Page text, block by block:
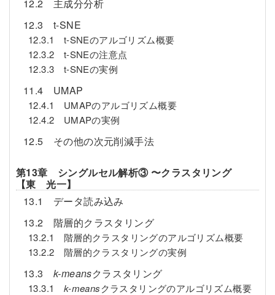
12.2 主成分分析
12.3 t-SNE
12.3.1 t-SNEのアルゴリズム概要
12.3.2 t-SNEの注意点
12.3.3 t-SNEの実例
11.4 UMAP
12.4.1 UMAPのアルゴリズム概要
12.4.2 UMAPの実例
12.5 その他の次元削減手法
第13章 シングルセル解析③ 〜クラスタリング
【東 光一】
13.1 データ読み込み
13.2 階層的クラスタリング
13.2.1 階層的クラスタリングのアルゴリズム概要
13.2.2 階層的クラスタリングの実例
13.3 k-meansクラスタリング
13.3.1 k-meansクラスタリングのアルゴリズム概要